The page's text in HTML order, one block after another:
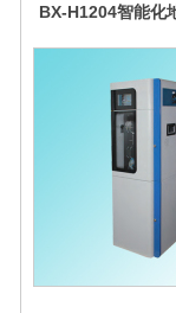
BX-H1204智能化